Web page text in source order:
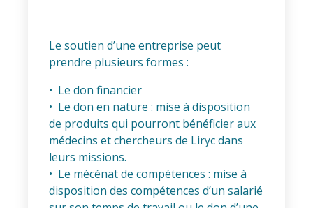
Le soutien d’une entreprise peut
prendre plusieurs formes :
• Le don financier
• Le don en nature : mise à disposition
de produits qui pourront bénéficier aux
médecins et chercheurs de Liryc dans
leurs missions.
• Le mécénat de compétences : mise à
disposition des compétences d’un salarié